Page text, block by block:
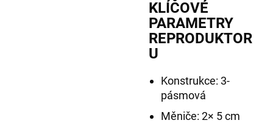
KLÍČOVÉ
PARAMETRY
REPRODUKTOR
U
Konstrukce: 3-
pásmová
Měniče: 2× 5 cm